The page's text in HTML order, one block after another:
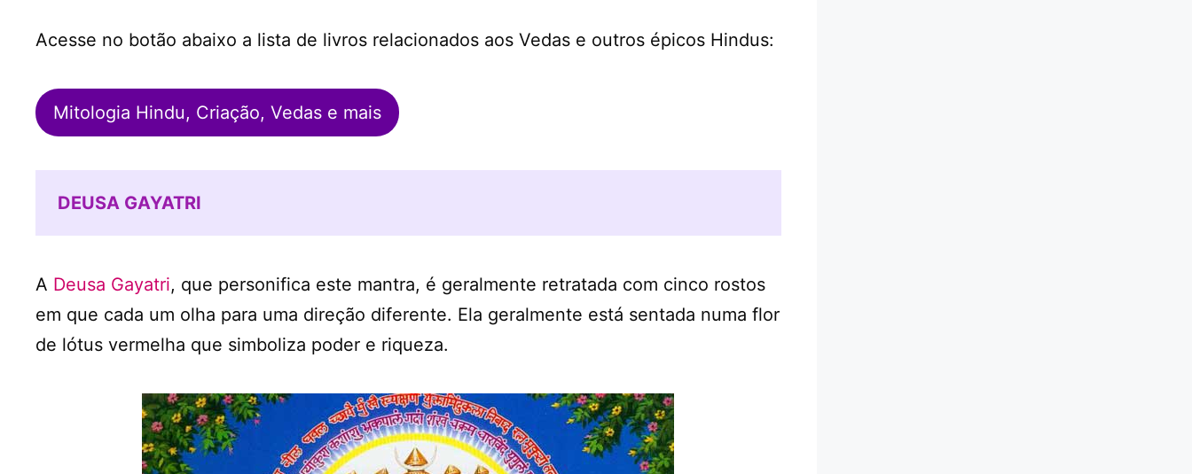
Acesse no botão abaixo a lista de livros relacionados aos Vedas e outros épicos Hindus:
Mitologia Hindu, Criação, Vedas e mais
DEUSA GAYATRI
A Deusa Gayatri, que personifica este mantra, é geralmente retratada com cinco rostos
em que cada um olha para uma direção diferente. Ela geralmente está sentada numa flor
de lótus vermelha que simboliza poder e riqueza.